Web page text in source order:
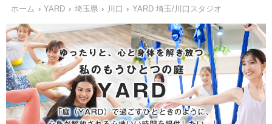
ホーム YARD 埼玉県 川口 YARD 埼玉/川口スタジオ